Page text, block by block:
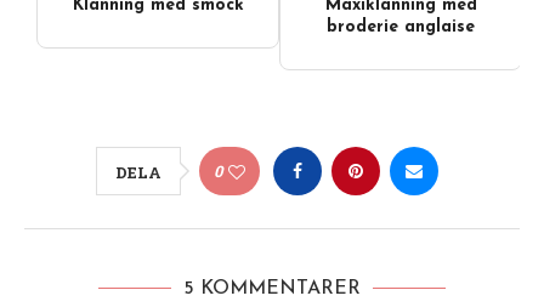
Klänning med smock
Maxiklänning med
broderie anglaise
DELA 0
5 KOMMENTARER